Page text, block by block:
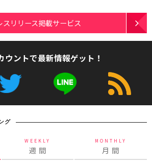
スリリース掲載サービス
ウントで最新情報ゲット！
グ
WEEKLY
週 間
MONTHLY
月 間